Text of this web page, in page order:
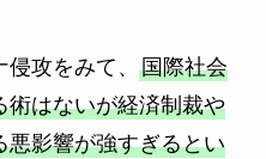
攻をみて、 国際社会
術はないが経済制裁や
悪影響が強すぎるとい